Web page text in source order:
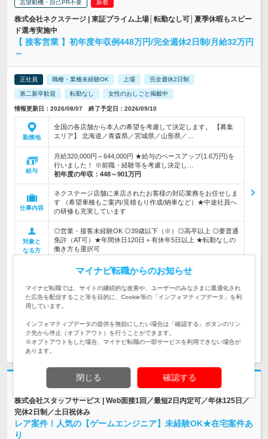
志望動機・自己PR不要
株式会社ネクステージ | 東証プライム上場│転勤なし可│夏季休暇もスピー
ド選考実施中
【 接客営業 】初年度年収例448万円/完全週休2日制/月給32万円
～
正社員 職種・業種未経験OK 上場 完全週休2日制
第二新卒歓迎 転勤なし 女性のおしごと掲載中
情報更新日：2026/08/07 終了予定日：2026/09/10
勤務地
全国の各店舗から本人の希望を考慮して決定します。 【募集
エリア】 北海道／青森県／宮城県／山形県／…
給与
月給320,000円～644,000円 ★給与のベースアップ(1.6万円)を
行いました！ ※前職・経験等を考慮し決定し…
初年度の年収： 448～901万円
仕事内容
ネクステージ店舗に来店されたお客様の対応業務をお任せしま
す （希望車種もご案内/見積もり作成/納車など）★中途社員へ
の研修も充実しています
対象と
なる方
◎営業・接客未経験OK ◎39歳以下（※）◎高卒以上 ◎要普通
免許（AT可）★年間休日120日＋有休年5日以上 ★転勤なしの
働き方も選択可
地：愛知県
求人詳細を見る 気になる
志望動機・自己PR不要
株式会社スタッフサービス | Web面接1回／最短2日内定可／年休125日／
完休2日制／土日祝休み
レア案件！人気の【ゲームエンジニア】未経験OK★在宅案件あ
り
マイナビ転職からのお知らせ
マイナビ転職では、サイトの継続的な改善や、ユーザーのみなさまに最適化され
た広告を配信すること等を目的に、Cookie等の「インフォマティブデータ」を利
用しています。
インフォマティブデータの提供を無効にしたい場合は「確認する」ボタンのリン
ク先から停止（オプトアウト）を行うことができます。
※オプトアウトをした場合、マイナビ転職の一部サービスを利用できない場合が
あります。
閉じる 確認する